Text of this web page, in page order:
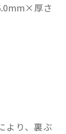
厚さ
より、裏ぶ